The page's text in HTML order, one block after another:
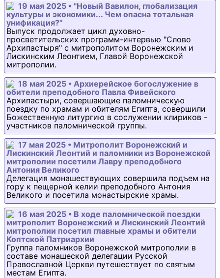
19 мая 2025 • "Новый Вавилон, глобализация
культуры и экономики... Чем опасна тотальная
унификация?"
Выпуск продолжает цикл духовно-
просветительских программ-интервью "Слово
Архипастыря" с митрополитом Воронежским и
Лискинским Леонтием, Главой Воронежской
митрополии.
18 мая 2025 • Архиерейское богослужение в
обители преподобного Павла Фивейского
Архипастыри, совершающие паломническую
поездку по храмам и обителям Египта, совершили
Божественную литургию в сослужении клириков -
участников паломнической группы.
17 мая 2025 • Митрополит Воронежский и
Лискинский Леонтий и паломники из Воронежской
митрополии посетили Лавру преподобного
Антония Великого
Делегация монашествующих совершила подъем на
гору к пещерной келии преподобного Антония
Великого и посетила монастырские храмы.
16 мая 2025 • В ходе паломнической поездки
митрополит Воронежский и Лискинский Леонтий
митрополии посетил главные храмы и обители
Коптской Патриархии
Группа паломников Воронежской митрополии в
составе монашеской делегации Русской
Православной Церкви путешествует по святым
местам Египта.